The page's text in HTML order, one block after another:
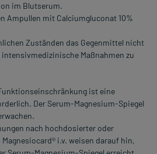
im Blutserum.
Ampullen mit Calciumgluconat 10%
Zuständen das Gegenmittel nicht
Maßnahmen zu
ist eine
Der Serum-Magnesium-Spiegel
nach hochdosierter oder
i.v. weisen darauf hin,